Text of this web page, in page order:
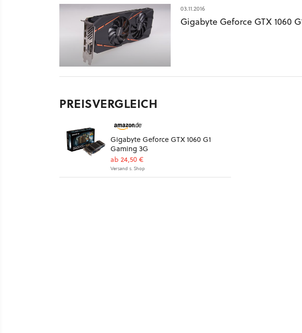
03.11.2016
Gigabyte Geforce GTX 1060
PREISVERGLEICH
Gigabyte Geforce GTX 1060 G1
Gaming 3G
ab 24,50 €
Versand s. Shop